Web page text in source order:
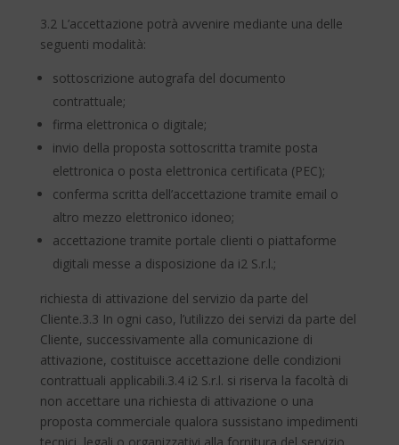
3.2 L’accettazione potrà avvenire mediante una delle
seguenti modalità:
sottoscrizione autografa del documento
contrattuale;
firma elettronica o digitale;
invio della proposta sottoscritta tramite posta
elettronica o posta elettronica certificata (PEC);
conferma scritta dell’accettazione tramite email o
altro mezzo elettronico idoneo;
accettazione tramite portale clienti o piattaforme
digitali messe a disposizione da i2 S.r.l.;
richiesta di attivazione del servizio da parte del
Cliente.3.3 In ogni caso, l’utilizzo dei servizi da parte del
Cliente, successivamente alla comunicazione di
attivazione, costituisce accettazione delle condizioni
contrattuali applicabili.3.4 i2 S.r.l. si riserva la facoltà di
non accettare una richiesta di attivazione o una
proposta commerciale qualora sussistano impedimenti